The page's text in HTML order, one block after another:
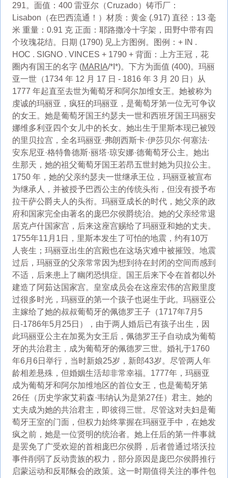
291。面值：400 雷亚尔（Cruzado）铸币厂：
Lisabon（在巴西流通！）材质：黄金 (.917) 直径：13 毫
米 重量：0.91 克 正面：耶路撒冷十字架，田野中带有四
个玫瑰花结。日期 (1790) 见上方图例。图例：+ IN .
HOC . SIGNO . VINCES + 1790 + 背面：上方王冠，花
圈内有国王的名字 (MARIA/*I*)。下方为面值 (400)。玛丽
亚一世（1734 年 12 月 17 日 - 1816 年 3 月 20 日）从
1777 年起直至去世为葡萄牙和阿尔加维女王。她被称为
虔诚的玛丽亚，疯狂的玛丽亚，是葡萄牙第一位无可争议
的女王。她是葡萄牙国王约瑟夫一世和西班牙国王玛丽安
娜维多利亚四个女儿中的长女。她出生于里斯本现已被毁
的里贝拉宫，全名玛丽亚·弗朗西斯卡·伊莎贝尔·何塞法·
安东尼亚·格特鲁德斯·丽塔·琼安娜·德葡萄牙公主。她出
生那天，她的祖父葡萄牙国王若昂五世封她为贝拉公主。
1750 年，她的父亲约瑟夫一世继承王位，玛丽亚被宣布
为继承人，并被授予巴西公主的传统头衔，但没有授予布
拉干萨公爵夫人的头衔。玛丽亚成长的时代，她父亲的政
府和国家完全由著名的庞巴尔侯爵统治。她的父亲经常退
居克卢什国家宫，后来这座宫赐给了玛丽亚和她的丈夫。
1755年11月1日，里斯本发生了可怕的地震，约有10万
人丧生；玛丽亚出生的宫殿也在这场灾难中被摧毁。地震
过后，玛丽亚的父亲常常因为想到待在封闭的空间而感到
不适，后来患上了幽闭恐惧症。国王后来下令在首都以外
建造了阿茹达国家宫。皇室成员会在这座宏伟的宫殿里度
过很多时光，玛丽亚的第一个孩子也诞生于此。玛丽亚公
主嫁给了她的叔叔葡萄牙的佩德罗王子（1717年7月5
日-1786年5月25日），由于两人婚后已有孩子出生，因
此玛丽亚公主在加冕为女王后，佩德罗王子自动成为葡萄
牙的共治君主，成为葡萄牙的佩德罗三世。婚礼于1760
年6月6日举行，当时新娘25岁，新郎43岁。尽管两人年
龄相差悬殊，但婚姻生活却非常幸福。1777年，玛丽亚
成为葡萄牙和阿尔加维地区的首位女王，也是葡萄牙第
26任（历史学家艾莉森·韦纳认为是第27任）君主。她的
丈夫成为她的共治君主，即彼得三世。尽管这对夫妇是葡
萄牙王室的门面，但权力始终掌握在玛丽亚手中，在她发
疯之前，她是一位贤明的统治者。她上任后的第一件事就
是罢免了广受欢迎的首相庞巴尔侯爵，后者曾通过塔沃拉
事件削弱了反动贵族的权力，部分原因是庞巴尔侯爵推行
启蒙运动和反耶稣会的政策。这一时期值得关注的事件包